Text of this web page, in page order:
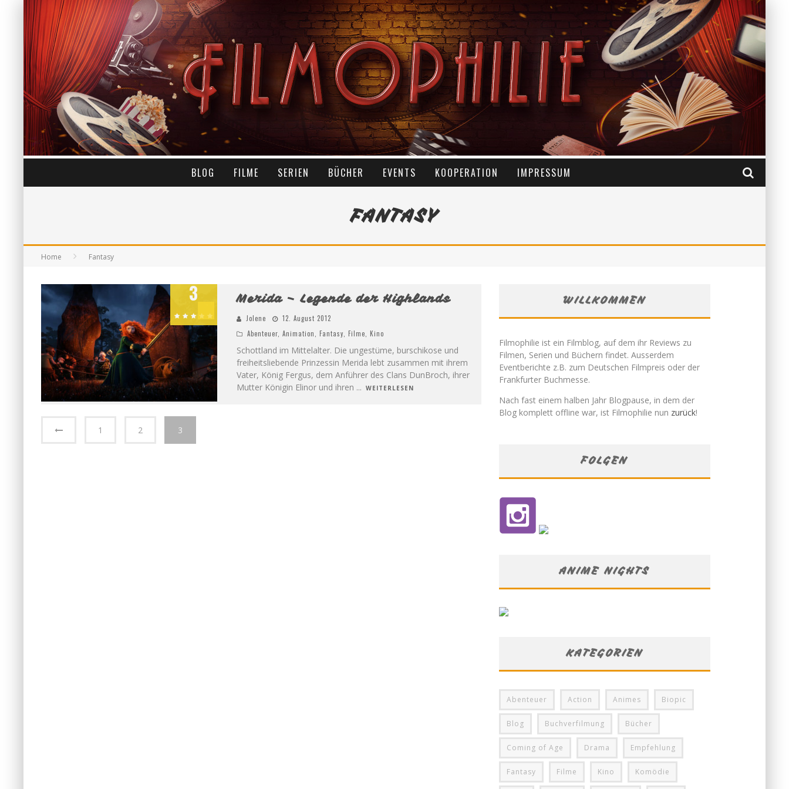
BLOG FILME SERIEN BÜCHER EVENTS KOOPERATION IMPRESSUM
FANTASY
Home Fantasy
3 Merida – Legende der Highlands
Jolene
12. August 2012
Abenteuer, Animation Fantasy Filme Kino
Schottland im Mittelalter. Die ungestüme, burschikose und
freiheitsliebende Prinzessin Merida lebt zusammen mit ihrem
Vater, König Fergus, dem Anführer des Clans DunBroch, ihrer
Mutter Königin Elinor und ihren ... WEITERLESEN
1 2 3
WILLKOMMEN
Filmophilie ist ein Filmblog, auf dem ihr Reviews zu
Filmen, Serien und Büchern findet. Ausserdem
Eventberichte z.B. zum Deutschen Filmpreis oder der
Frankfurter Buchmesse.
Nach fast einem halben Jahr Blogpause, in dem der
Blog komplett offline war, ist Filmophilie nun zurück!
FOLGEN
ANIME NIGHTS
KATEGORIEN
Abenteuer Action Animes Biopic
Blog Buchverfilmung Bücher
Coming of Age Drama Empfehlung
Fantasy Filme Kino Komödie